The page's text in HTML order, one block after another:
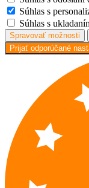
Súhlas s
Súhlas s
Spravovať možnosti
Prijať odporúčané